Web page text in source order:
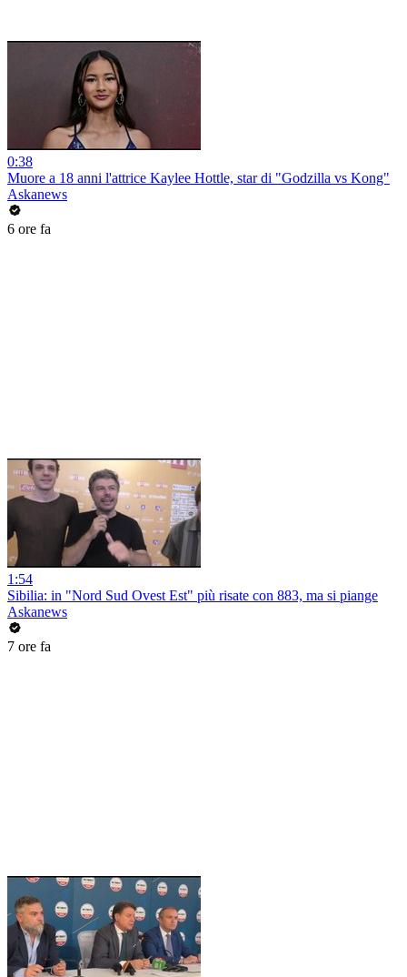
0:38
Muore a 18 anni l'attrice Kaylee Hottle, star di "Godzilla vs Kong"
Askanews
6 ore fa
1:54
Sibilia: in "Nord Sud Ovest Est" più risate con 883, ma si piange
Askanews
7 ore fa